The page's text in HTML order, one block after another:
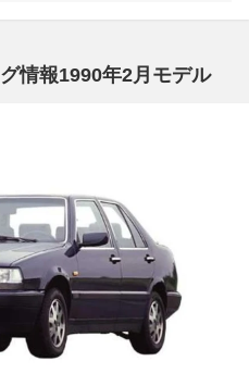
情報1990年2月モデル